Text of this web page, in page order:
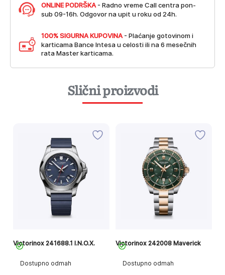
ONLINE PODRŠKA - Radno vreme Call centra pon-
sub 09-16h. Odgovor na upit u roku od 24h.
100% SIGURNA KUPOVINA - Plaćanje gotovinom i
karticama Bance Intesa u celosti ili na 6 mesečnih
rata Master karticama.
Slični proizvodi
Dostupno odmah
Victorinox 241688.1 I.N.O.X.
Dostupno odmah
Victorinox 242008 Maverick